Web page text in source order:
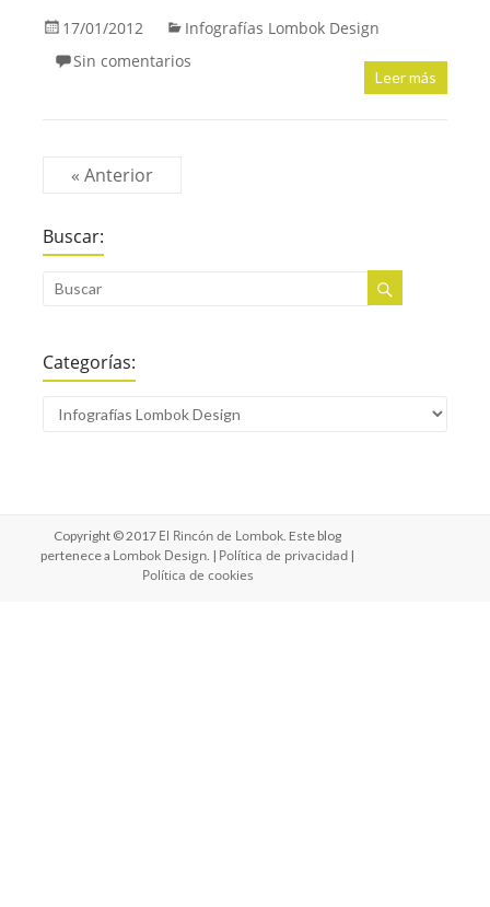
17/01/2012
Infografías Lombok Design
Sin comentarios
Leer más
« Anterior
Buscar:
Categorías:
Copyright © 2017 El Rincón de Lombok . Este blog
pertenece a Lombok Design . | Política de privacidad |
Política de cookies